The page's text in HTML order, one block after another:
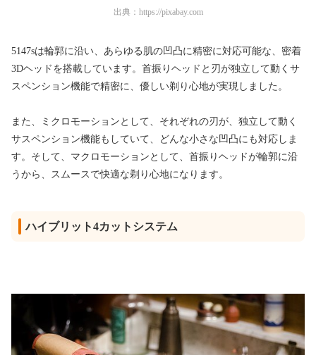
出典： https://pixabay.com
5147sは輪郭に沿い、あらゆる肌の凹凸に精密に対応可能な、密着
3Dヘッドを搭載しています。首振りヘッドと刃が独立して動くサ
スペンション機能で精密に、優しい剃り心地が実現しました。
また、ミクロモーションとして、それぞれの刃が、独立して動く
サスペンション機能もしていて、どんな小さな凹凸にも対応しま
す。そして、マクロモーションとして、首振りヘッドが輪郭に沿
うから、スムースで快適な剃り心地になります。
ハイブリット4カットシステム